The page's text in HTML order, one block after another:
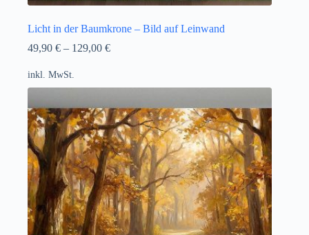
Licht in der Baumkrone – Bild auf Leinwand
49,90 € – 129,00 €
inkl. MwSt.